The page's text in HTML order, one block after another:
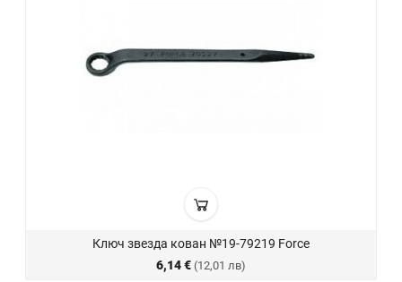
Ключ звезда кован №19-79219 Force
6,14 € (12,01 лв)